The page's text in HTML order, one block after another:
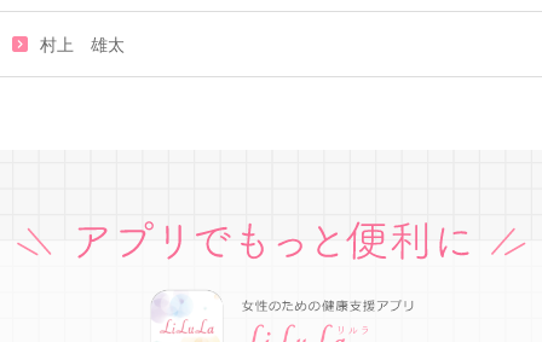
村上 雄太